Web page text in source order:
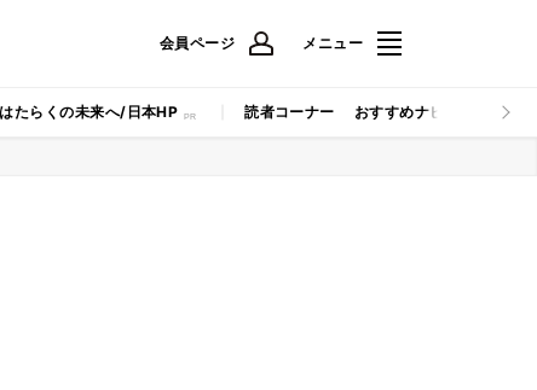
会員ページ メニュー
はたらくの未来へ/日本HP 読者コーナー おすすめナビ マイナビ